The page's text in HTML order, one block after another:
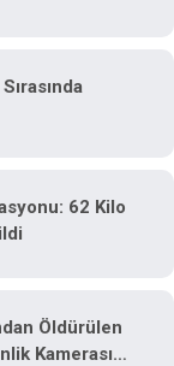
62 Kilo
Öldürülen
Kamerası